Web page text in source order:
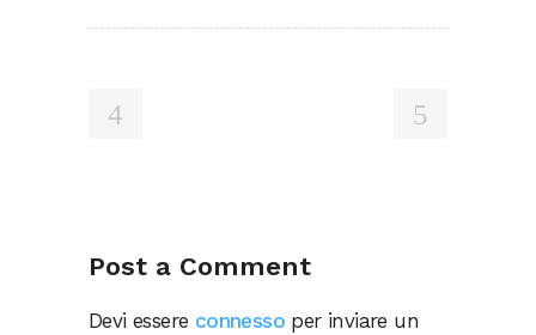
Post a Comment
Devi essere connesso per inviare un